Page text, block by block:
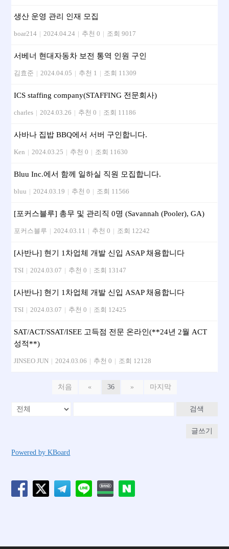
생산 운영 관리 인재 모집
boar214 | 2024.04.24 | 추천 0 | 조회 9017
서베너 현대자동차 보전 통역 인원 구인
김효준 | 2024.04.05 | 추천 1 | 조회 11309
ICS staffing company(STAFFING 전문회사)
charles | 2024.03.26 | 추천 0 | 조회 11186
사바나 집밥 BBQ에서 서버 구인합니다.
Ken | 2024.03.25 | 추천 0 | 조회 11630
Bluu Inc.에서 함께 일하실 직원 모집합니다.
bluu | 2024.03.19 | 추천 0 | 조회 11566
[포커스블루] 총무 및 관리직 0명 (Savannah (Pooler), GA)
포커스블루 | 2024.03.11 | 추천 0 | 조회 12242
[사반나] 현기 1차업체 개발 신입 ASAP 채용합니다
TSI | 2024.03.07 | 추천 0 | 조회 13147
[사반나] 현기 1차업체 개발 신입 ASAP 채용합니다
TSI | 2024.03.07 | 추천 0 | 조회 12425
SAT/ACT/SSAT/ISEE 고득점 전문 온라인(**24년 2월 ACT
성적**)
JINSEO JUN | 2024.03.06 | 추천 0 | 조회 12128
처음 « 36 » 마지막
검색
글쓰기
Powered by KBoard